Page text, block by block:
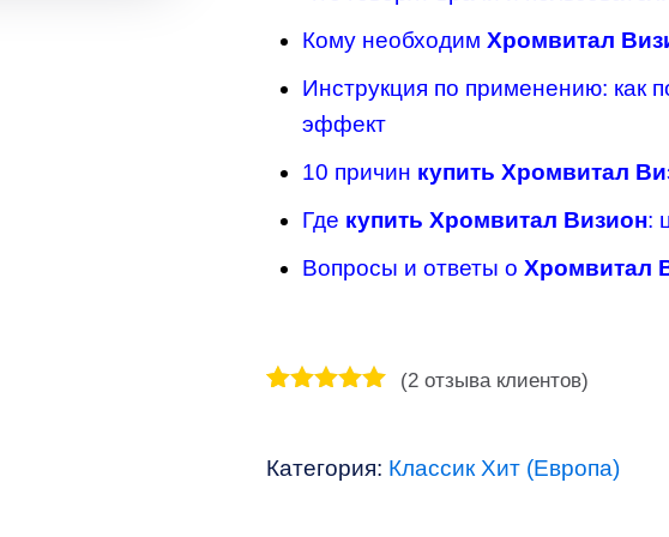
Кому необходимХромвитал
Инструкция по применению: как
эффект
10 причин купить Хромвитал
Где купить Хромвитал Визион:
Вопросы и ответы оХромвитал
на основе
опроса
(2отзыва клиентов)
Категория: Классик Хит (Европа)